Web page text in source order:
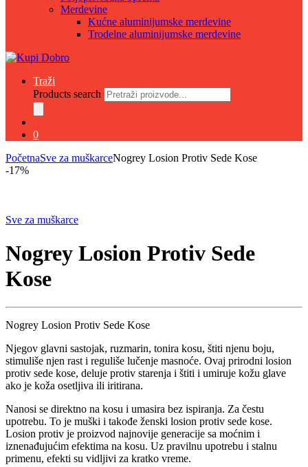
Merdevine
Kućne aluminijumske merdevine
Trodelne aluminijumske merdevine
Traži
Products search
0
PočetnaSve za muškarceNogrey Losion Protiv Sede Kose
-17%
Sve za muškarce
Nogrey Losion Protiv Sede
Kose
Nogrey Losion Protiv Sede Kose
Njegov glavni sastojak, ruzmarin, tonira kosu, štiti njenu boju,
stimuliše njen rast i reguliše lučenje masnoće. Ovaj prirodni losion
protiv sede kose, deluje protiv starenja i štiti i umiruje kožu glave
ako je koža osetljiva ili iritirana.
Nanosi se direktno na kosu i umasira bez ispiranja. Za čestu
upotrebu. To je muški i takođe ženski losion protiv sede kose.
Losion protiv je proizvod najnovije generacije sa moćnim i
iznenađujućim efektima na kosu. Uz pravilnu upotrebu i stalnu
primenu, efekti su vidljivi za kratko vreme.